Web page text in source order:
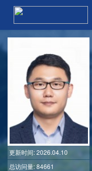
更新时间: 2026.04.10
总访问量: 84661